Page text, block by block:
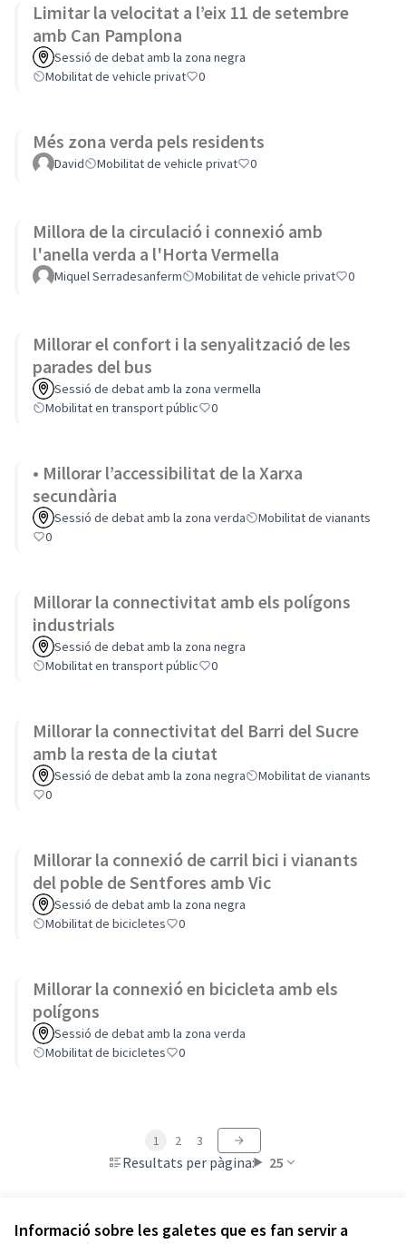
Informació sobre les galetes que es fan servir a
Limitar la velocitat a l’eix 11 de setembre
amb Can Pamplona
Sessió de debat amb la zona negra
Mobilitat de vehicle privat
0
Més zona verda pels residents
David Mobilitat de vehicle privat 0
Millora de la circulació i connexió amb
l'anella verda a l'Horta Vermella
Miquel Serradesanferm Mobilitat de vehicle privat 0
Millorar el confort i la senyalització de les
parades del bus
Sessió de debat amb la zona vermella
Mobilitat en transport públic
0
• Millorar l’accessibilitat de la Xarxa
secundària
Sessió de debat amb la zona verda
Mobilitat de vianants
0
Millorar la connectivitat amb els polígons
industrials
Sessió de debat amb la zona negra
Mobilitat en transport públic
0
Millorar la connectivitat del Barri del Sucre
amb la resta de la ciutat
Sessió de debat amb la zona negra
Mobilitat de vianants
0
Millorar la connexió de carril bici i vianants
del poble de Sentfores amb Vic
Sessió de debat amb la zona negra
Mobilitat de bicicletes
0
Millorar la connexió en bicicleta amb els
polígons
Sessió de debat amb la zona verda
Mobilitat de bicicletes
0
Resultats per pàgina: 25
1 2 3